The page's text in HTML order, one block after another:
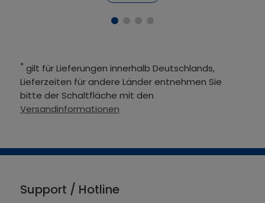
* gilt für Lieferungen innerhalb Deutschlands,
Lieferzeiten für andere Länder entnehmen Sie
bitte der Schaltfläche mit den
Versandinformationen
Support / Hotline